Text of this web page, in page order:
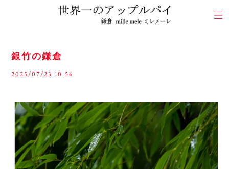
銀竹の鎌倉
2025/07/23 10:56